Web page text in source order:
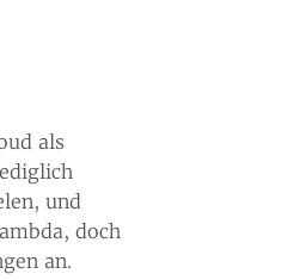
als
und
doch
an.